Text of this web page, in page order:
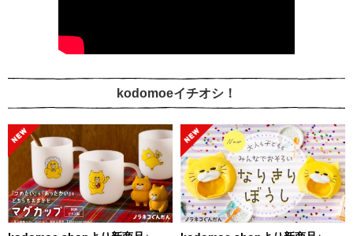
kodomoeイチオシ！